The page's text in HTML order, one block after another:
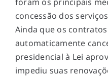
concessão dos
Ainda que os
automaticamente
presidencial à Lei
impediu suas